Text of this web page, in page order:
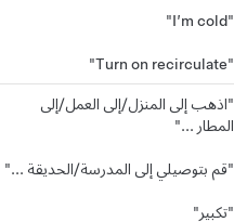
"I’m cold"
"Turn on recirculate"
"اذهب إلى المنزل/إلى العمل/إلى
المطار ..."
"قم بتوصيلي إلى المدرسة/الحديقة ..."
"تكبير"